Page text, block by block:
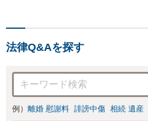
法律Q&Aを探す
例） 離婚 慰謝料 誹謗中傷 相続 遺産